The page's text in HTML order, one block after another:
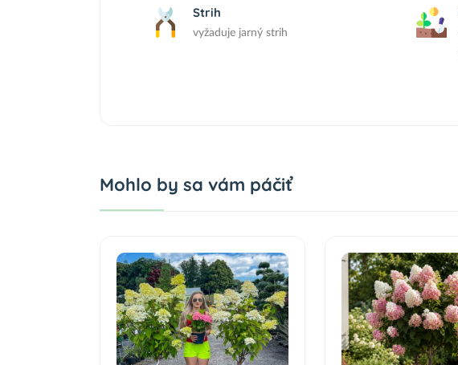
Strih
vyžaduje jarný strih
Mohlo by sa vám páčiť